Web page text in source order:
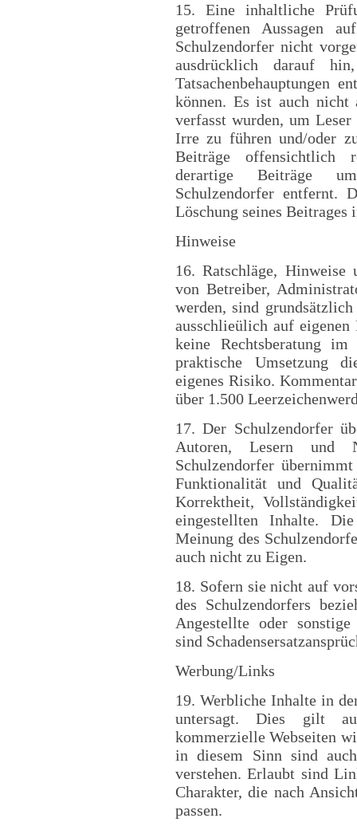
15.
Eine inhaltliche
getroffenen Aussagen
Schulzendorfer nicht
ausdrücklich darauf
Tatsachenbehauptungen
können. Es ist auch nicht
verfasst wurden, um
Irre zu führen und/oder
Beiträge offensichtlich
derartige Beiträge
Schulzendorfer entfernt.
Löschung seines Beitrages
Hinweise
16. Ratschläge,
von Betreiber,
werden, sind
ausschlieülich auf eigenen
keine Rechtsberatung im
praktische Umsetzung
eigenes Risiko.
über 1.500
17. Der Schulzendorfer
Autoren, Lesern und
Schulzendorfer
Funktionalität und
Korrektheit,
eingestellten Inhalte.
Meinung des
auch nicht zu Eigen.
18. Sofern sie nicht auf
des Schulzendorfers
Angestellte oder
sind
Werbung/Links
19. Werbliche Inhalte in
untersagt. Dies gilt
kommerzielle Webseiten
in diesem Sinn sind
verstehen. Erlaubt sind
Charakter, die nach
passen.